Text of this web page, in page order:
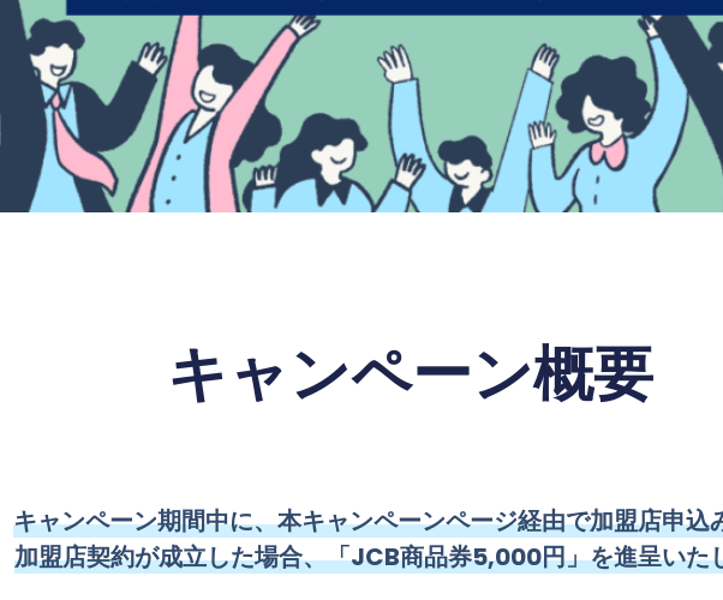
キャンペーン概要
キャンペーン期間中に、本キャンペーンページ経由で加盟店申込
加盟店契約が成立した場合、「JCB商品券5,000円」を進呈いた